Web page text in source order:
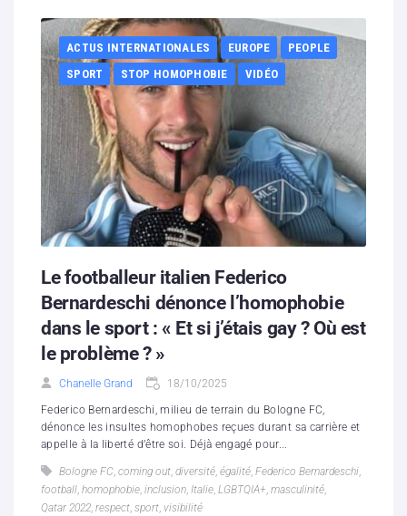
Boutique
Partenaires
Contacts
Hébergement solidaire
ACTUS INTERNATIONALES EUROPE
PEOPLE
SPORT
STOP HOMOPHOBIE VIDÉO
Le footballeur italien Federico
Bernardeschi dénonce l’homophobie
dans le sport : « Et si j’étais gay ? Où est
le problème ? »
Chanelle Grand 18/10/2025
Federico Bernardeschi, milieu de terrain du Bologne FC,
dénonce les insultes homophobes reçues durant sa carrière et
appelle à la liberté d’être soi. Déjà engagé pour...
Bologne FC, coming out, diversité, égalité, Federico Bernardeschi,
football, homophobie, inclusion, Italie, LGBTQIA+, masculinité,
Qatar 2022, respect, sport, visibilité